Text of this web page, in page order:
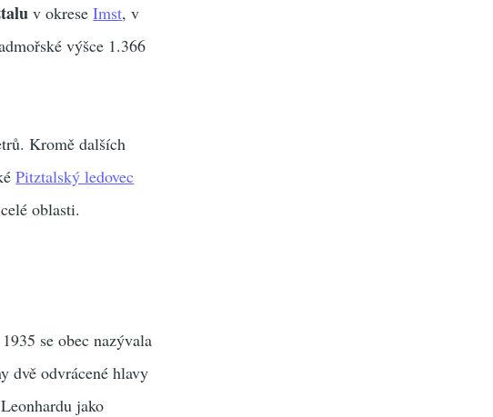
v okreseImst, v
výšce 1.366
Kromě dalších
Pitztalský ledovec
oblasti.
se obec nazývala
dvě odvrácené hlavy
jako